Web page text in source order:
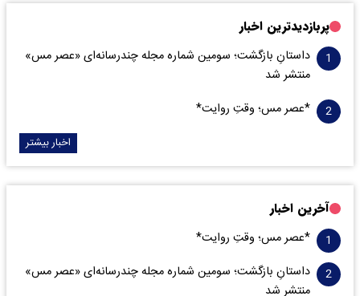
پربازدیدترین اخبار
داستانِ بازگشت؛ سومین شماره مجله چندرسانه‌ای «عصر مس»
منتشر شد
*عصر مس؛ وقتِ روایت*
اخبار بیشتر
آخرین اخبار
*عصر مس؛ وقتِ روایت*
داستانِ بازگشت؛ سومین شماره مجله چندرسانه‌ای «عصر مس»
منتشر شد